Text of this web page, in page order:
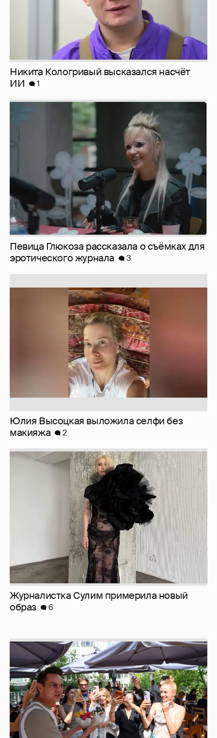
Никита Кологривый высказался насчёт
ИИ
1
Певица Глюкоза рассказала о съёмках для
эротического журнала
3
Юлия Высоцкая выложила селфи без
макияжа
2
Журналистка Сулим примерила новый
образ
6